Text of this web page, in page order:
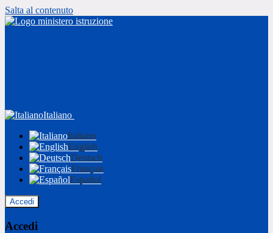
Salta al contenuto
Italiano
Italiano
English
Deutsch
Français
Español
Accedi
Accedi